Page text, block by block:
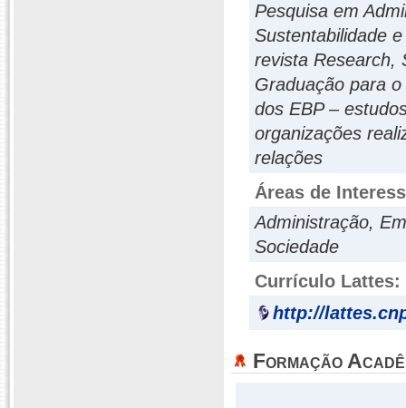
Pesquisa em
Sustentabilidade
revista Research,
Graduação para
dos EBP –
organizações
relações
Áreas de
Administração,
Sociedade
Currículo Lattes:
http://
Formação